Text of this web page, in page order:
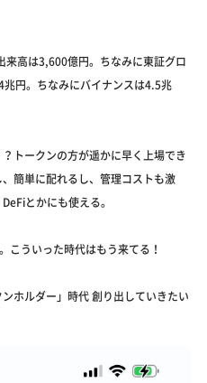
高は3,600億円。ちなみに東証グロ
円。ちなみにバイナンスは4.5兆
トークンの方が遥かに早く上場でき
簡単に配れるし、管理コストも激
とかにも使える。
こういった時代はもう来てる！
ホルダー」時代 創り出していきたい